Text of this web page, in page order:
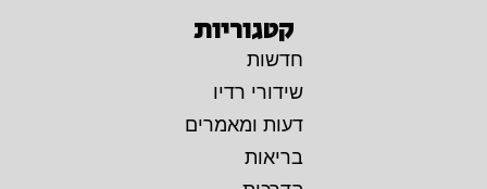
קטגוריות
חדשות
שידורי רדיו
דעות ומאמרים
בריאות